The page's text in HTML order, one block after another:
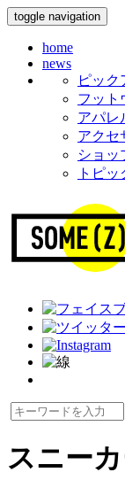
toggle navigation
home
news
ピック
フット
アパレ
アクセ
ショッ
トピッ
スニー